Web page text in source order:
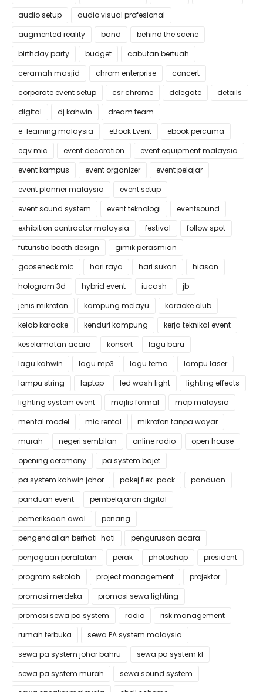
audio setup
audio visual profesional
augmented reality
band
behind the scene
birthday party
budget
cabutan bertuah
ceramah masjid
chrom enterprise
concert
corporate event setup
csr chrome delegate
details
digital
dj kahwin
dream team
e-learning malaysia
eBook Event
ebook percuma
eqv mic
event decoration
event equipment malaysia
event kampus
event organizer
event pelajar
event planner malaysia
event setup
event sound system
event teknologi
eventsound
exhibition contractor malaysia
festival
follow spot
futuristic booth design
gimik perasmian
gooseneck mic
hari raya hari sukan
hiasan
hologram 3d
hybrid event iucash
jb
jenis mikrofon
kampung melayu
karaoke club
kelab karaoke
kenduri kampung
kerja teknikal event
keselamatan acara
konsert
lagu baru
lagu kahwin
lagu mp3 lagu tema
lampu laser
lampu string
laptop led wash light
lighting effects
lighting system event
majlis formal
mcp malaysia
mental model
mic rental
mikrofon tanpa wayar
murah
negeri sembilan online radio
open house
opening ceremony
pa system bajet
pa system kahwin johor
pakej flex-pack
panduan
panduan event
pembelajaran digital
pemeriksaan awal
penang
pengendalian berhati-hati
pengurusan acara
penjagaan peralatan
perak photoshop
president
program sekolah
project management
projektor
promosi merdeka
promosi sewa lighting
promosi sewa pa system
radio
risk management
rumah terbuka
sewa PA system malaysia
sewa pa system johor bahru
sewa pa system kl
sewa pa system murah
sewa sound system